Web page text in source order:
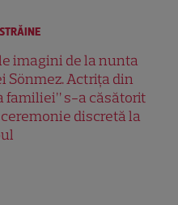
imagini de la nunta
Sönmez. Actrița din
familiei” s-a căsătorit
discretă la